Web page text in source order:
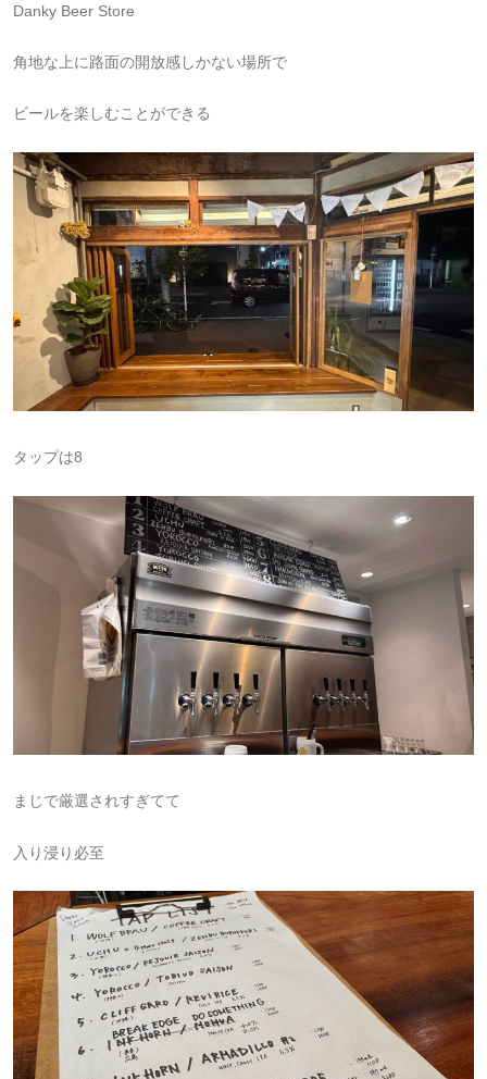
Danky Beer Store
角地な上に路面の開放感しかない場所で
ビールを楽しむことができる
タップは8
まじで厳選されすぎてて
入り浸り必至